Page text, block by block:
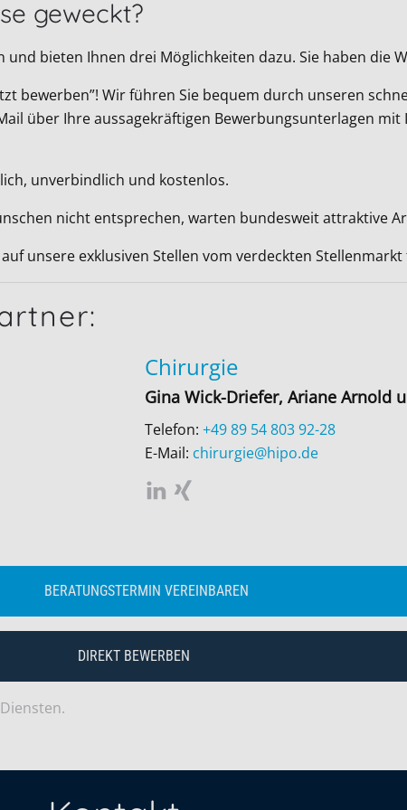
geweckt?
bieten Ihnen drei Möglichkeiten dazu. Sie haben die
bewerben”! Wir führen Sie bequem durch unseren
über Ihre aussagekräftigen Bewerbungsunterlagen
unverbindlich und kostenlos.
nicht entsprechen, warten bundesweit attraktive
unsere exklusiven Stellen vom verdeckten
Chirurgie
Gina Wick-Driefer, Ariane Arnold
Telefon:+49 89 54 803 92-28
E-Mail: chirurgie@hipo.de
BERATUNGSTERMIN VEREINBAREN
DIREKT BEWERBEN